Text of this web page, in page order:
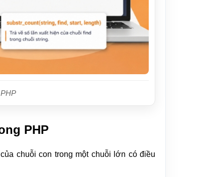
PHP
chuỗi con trong một chuỗi lớn có điều